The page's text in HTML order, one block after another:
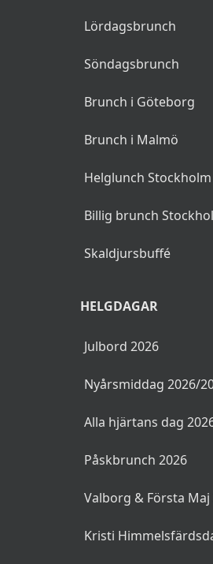
Lördagsbrunch
Söndagsbrunch
Brunch i Göteborg
Brunch i Malmö
Helglunch Stockholm
Billig brunch
Skaldjursbuffé
HELGDAGAR
Julbord 2026
Nyårsmiddag 2026/
Alla hjärtans dag
Påskbrunch 2026
Valborg & Första Maj
Kristi